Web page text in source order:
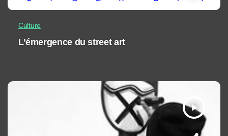
Culture
L’émergence du street art
play_arrow